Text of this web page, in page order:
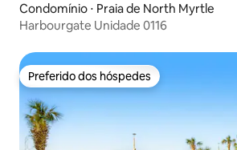
Condomínio ⋅ Praia de North Myrtle
Harbourgate Unidade 0116
Preferido dos hóspedes
Preferido dos hóspedes